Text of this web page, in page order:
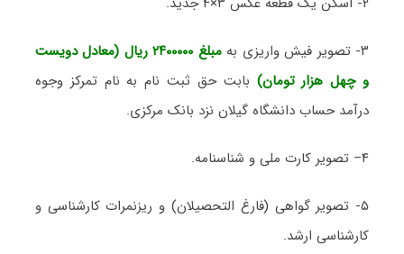
۳- تصویر فیش واریزی به
مبلغ ۲۴۰۰۰۰۰ ریال (معادل دویست
و چهل هزار تومان) بابت حق ثبت نام به نام تمرکز وجوه
درآمد حساب دانشگاه گیلان نزد بانک مرکزی.
۴– تصویر کارت ملی و شناسنامه.
۵- تصویر گواهی (فارغ التحصیلان) و ریزنمرات کارشناسی و
کارشناسی ارشد.